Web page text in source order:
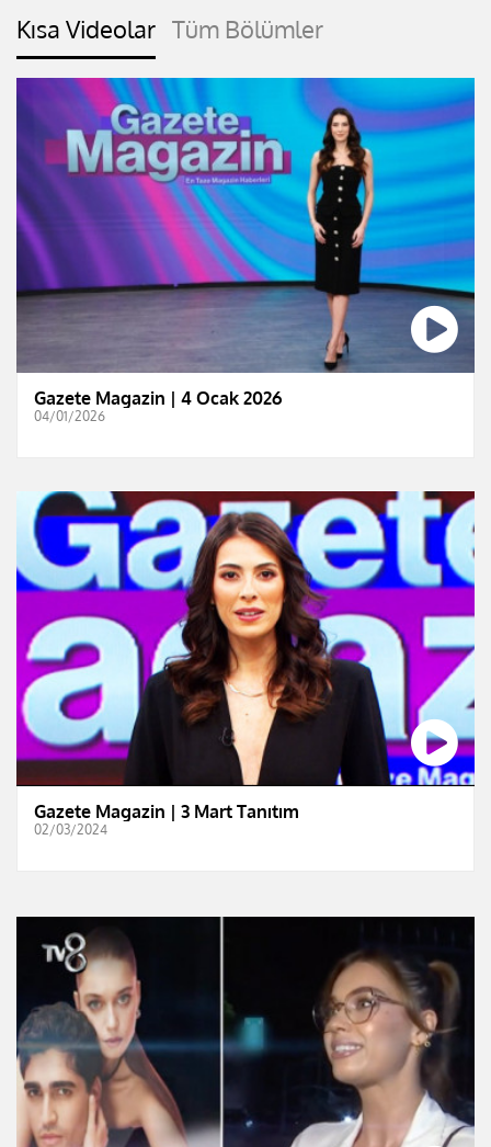
Kısa Videolar Tüm Bölümler
Gazete Magazin | 4 Ocak 2026
04/01/2026
Gazete Magazin | 3 Mart Tanıtım
02/03/2024